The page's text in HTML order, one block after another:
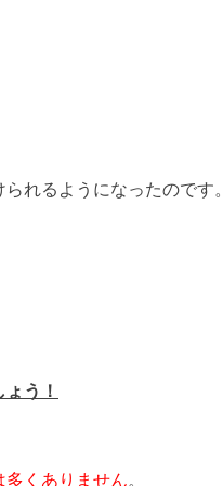
れるようになったのです。
う！
くありません。